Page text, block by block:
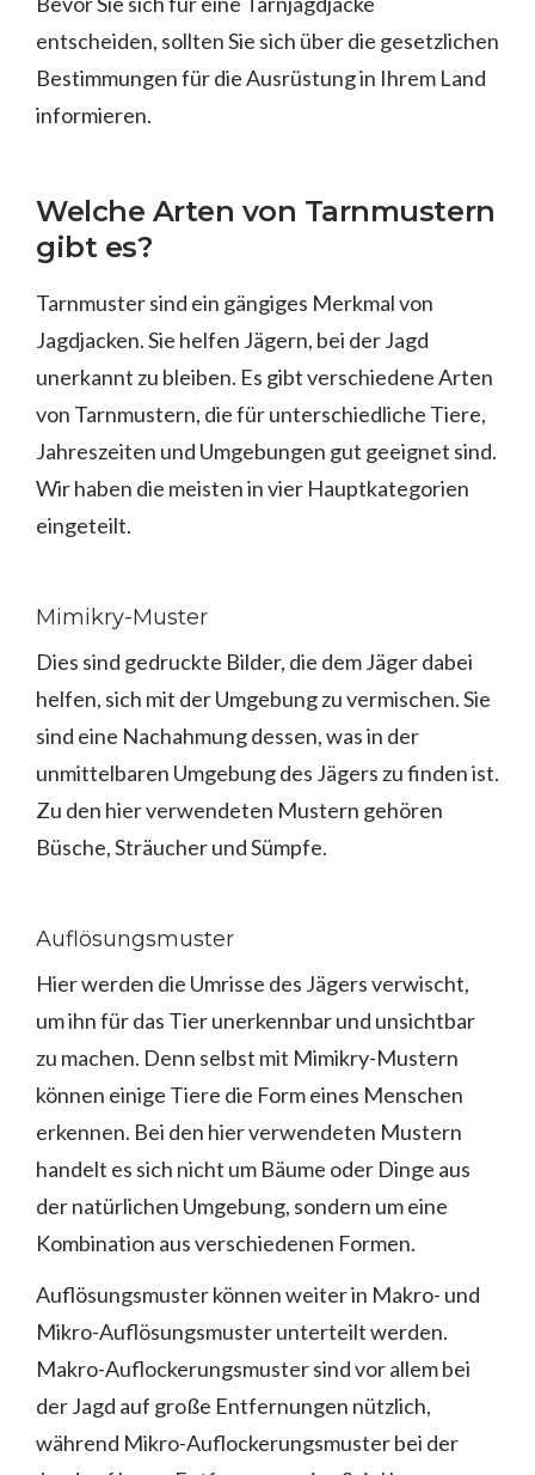
entscheiden, sollten Sie sich über die gesetzlichen
Bestimmungen für die Ausrüstung in Ihrem Land
informieren.
Welche Arten von Tarnmustern
gibt es?
Tarnmuster sind ein gängiges Merkmal von
Jagdjacken. Sie helfen Jägern, bei der Jagd
unerkannt zu bleiben. Es gibt verschiedene Arten
von Tarnmustern, die für unterschiedliche Tiere,
Jahreszeiten und Umgebungen gut geeignet sind.
Wir haben die meisten in vier Hauptkategorien
eingeteilt.
Mimikry-Muster
Dies sind gedruckte Bilder, die dem Jäger dabei
helfen, sich mit der Umgebung zu vermischen. Sie
sind eine Nachahmung dessen, was in der
unmittelbaren Umgebung des Jägers zu finden ist.
Zu den hier verwendeten Mustern gehören
Büsche, Sträucher und Sümpfe.
Auflösungsmuster
Hier werden die Umrisse des Jägers verwischt,
um ihn für das Tier unerkennbar und unsichtbar
zu machen. Denn selbst mit Mimikry-Mustern
können einige Tiere die Form eines Menschen
erkennen. Bei den hier verwendeten Mustern
handelt es sich nicht um Bäume oder Dinge aus
der natürlichen Umgebung, sondern um eine
Kombination aus verschiedenen Formen.
Auflösungsmuster können weiter in Makro- und
Mikro-Auflösungsmuster unterteilt werden.
Makro-Auflockerungsmuster sind vor allem bei
der Jagd auf große Entfernungen nützlich,
während Mikro-Auflockerungsmuster bei der